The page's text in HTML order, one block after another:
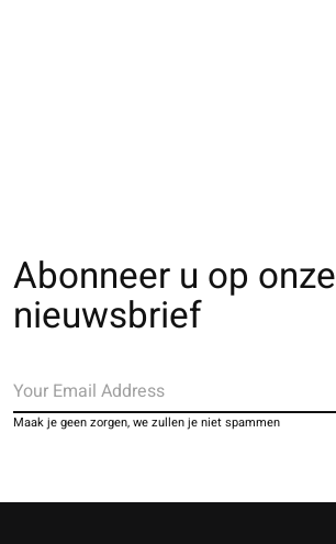
Abonneer u op onze
nieuwsbrief
Maak je geen zorgen, we zullen je niet spammen